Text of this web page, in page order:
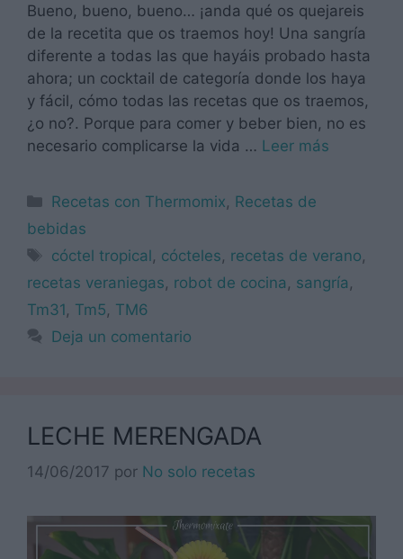
Bueno, bueno, bueno… ¡anda qué os quejareis
de la recetita que os traemos hoy! Una sangría
diferente a todas las que hayáis probado hasta
ahora; un cocktail de categoría donde los haya
y fácil, cómo todas las recetas que os traemos,
¿o no?. Porque para comer y beber bien, no es
necesario complicarse la vida … Leer más
Categorías
Recetas con Thermomix, Recetas de
bebidas
Etiquetas
cóctel tropical, cócteles, recetas de verano,
recetas veraniegas, robot de cocina , sangría ,
Tm31, Tm5, TM6
Deja un comentario
LECHE MERENGADA
14/06/2017 por No solo recetas